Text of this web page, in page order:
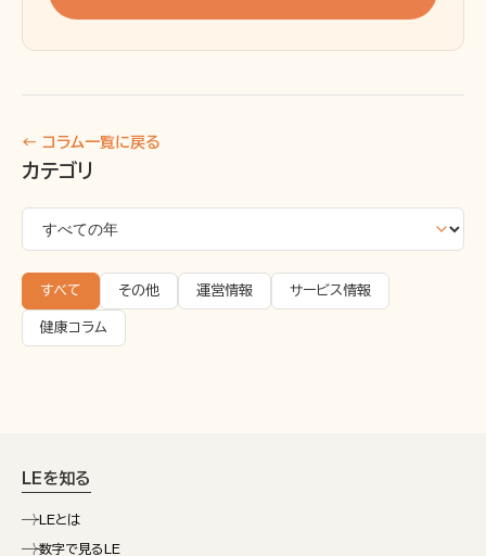
← コラム一覧に戻る
カテゴリ
すべて その他 運営情報 サービス情報
健康コラム
LEを知る
LEとは
数字で見るLE